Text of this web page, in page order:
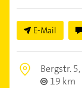
E-Mail
Bergstr. 5,
19 km